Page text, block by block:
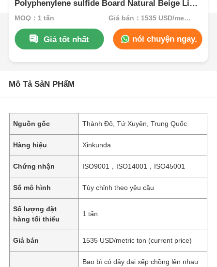
Polyphenylene sulfide Board Natural Beige Light
Brown Color Flame Retardant Plastic Sheet
MOQ：1 tấn Giá bán：1535 USD/metric ton (current price)
Giá tốt nhất nói chuyện ngay.
Mô Tả SảN PHẩM
Nguồn gốc Thành Đô, Tứ Xuyên, Trung Quốc
Hàng hiệu Xinkunda
Chứng nhận ISO9001，ISO14001，ISO45001
Số mô hình Tùy chỉnh theo yêu cầu
Số lượng đặt
hàng tối thiểu
1 tấn
Giá bán 1535 USD/metric ton (current price)
Bao bì có dây đai xếp chồng lên nhau